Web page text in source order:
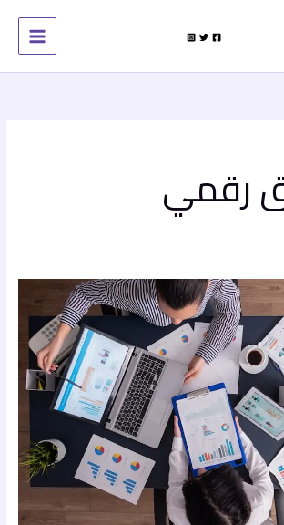
رقمي